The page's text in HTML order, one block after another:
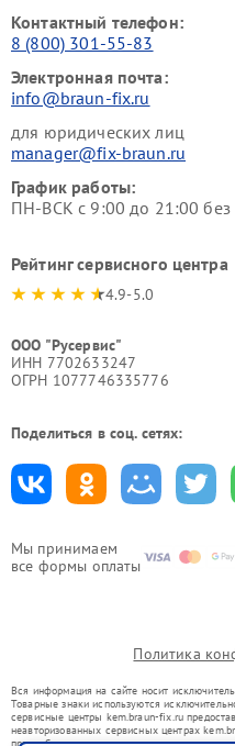
Мы принимаем
все формы оплаты
Контактный телефон:
8 (800) 301-55-83
Электронная почта:
info@braun-fix.ru
для юридических лиц
manager@fix-braun.ru
График работы:
ПН-ВСК с 9:00 до 21:00
Рейтинг сервисного центра
4.9-5.0
ООО "Русервис"
ИНН 7702633247
ОГРН 1077746335776
Поделиться в соц. сетях:
Политика
Вся информация на сайте носит
Товарные знаки используются
сервисные центры kem.braun-fix.ru
неавторизованных сервисных центрах